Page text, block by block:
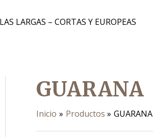
LARGAS – CORTAS Y EUROPEAS
GUARANA
Inicio Productos GUARANA